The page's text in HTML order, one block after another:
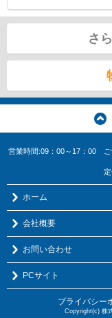
さ
営業時間:09：00～17：00 ご
ホーム
会社概要
お問い合わせ
PCサイト
プライバシー
Copyright(c) 株